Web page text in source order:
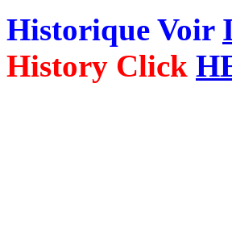
Historique Voir
History Click